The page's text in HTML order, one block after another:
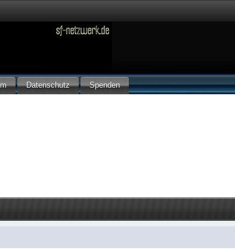
Datenschutz Spenden